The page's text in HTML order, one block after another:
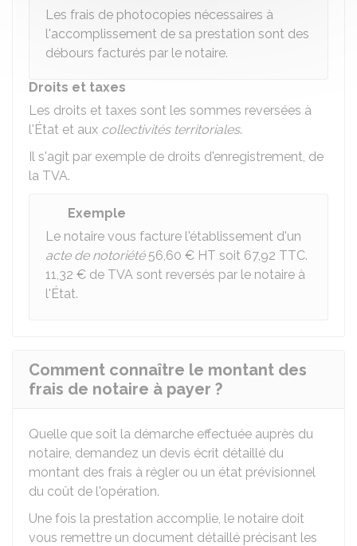
Les frais de photocopies nécessaires à
l'accomplissement de sa prestation sont des
débours facturés par le notaire.
Droits et taxes
Les droits et taxes sont les sommes reversées à
l'État et aux collectivités territoriales.
Il s'agit par exemple de droits d'enregistrement, de
la TVA.
Exemple
Le notaire vous facture l'établissement d'un
acte de notoriété 56,60 € HT soit 67,92 TTC.
11,32 € de TVA sont reversés par le notaire à
l'État.
Comment connaître le montant des
frais de notaire à payer ?
Quelle que soit la démarche effectuée auprès du
notaire, demandez un devis écrit détaillé du
montant des frais à régler ou un état prévisionnel
du coût de l'opération.
Une fois la prestation accomplie, le notaire doit
vous remettre un document détaillé précisant les